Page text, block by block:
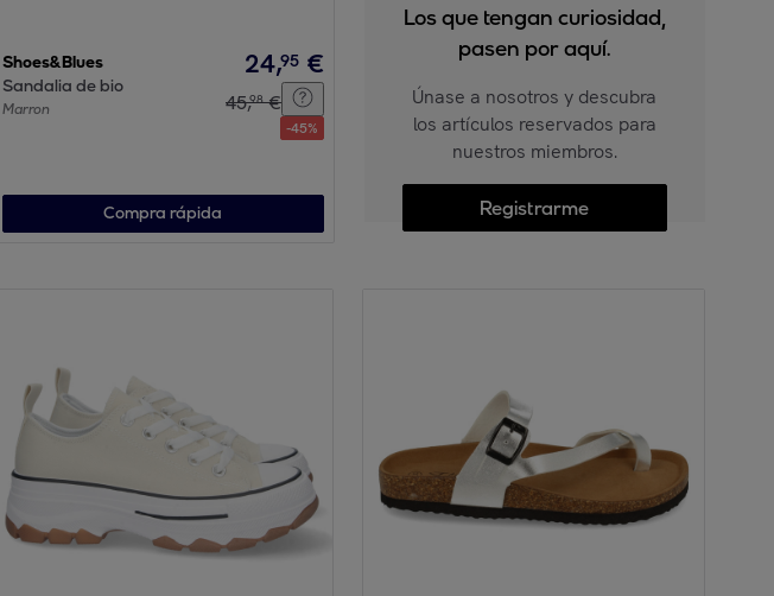
Shoes&Blues
Sandalia de bio
Marron
24,95 €
45,98 €
-45%
Compra rápida
Los que tengan curiosidad,
pasen por aquí.
Únase a nosotros y descubra
los artículos reservados para
nuestros miembros.
Registrarme